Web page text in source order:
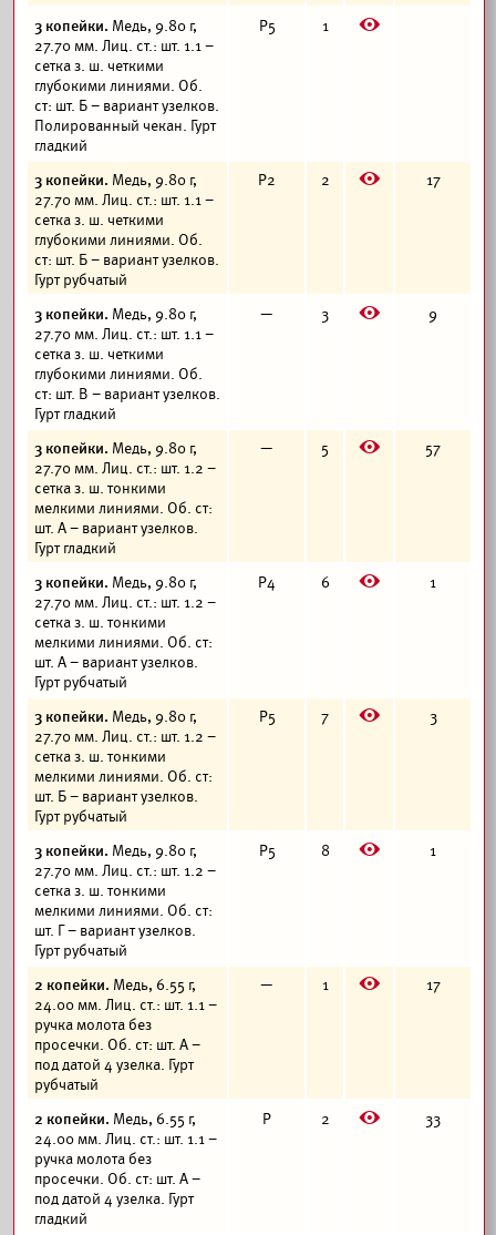
3 копейки. Медь, 9.80 г,
27.70 мм. Лиц. ст.: шт. 1.1 –
сетка з. ш. четкими
глубокими линиями. Об.
ст: шт. Б – вариант узелков.
Полированный чекан. Гурт
гладкий
Р5 1 E
3 копейки. Медь, 9.80 г,
27.70 мм. Лиц. ст.: шт. 1.1 –
сетка з. ш. четкими
глубокими линиями. Об.
ст: шт. Б – вариант узелков.
Гурт рубчатый
Р2 2 E 17
3 копейки. Медь, 9.80 г,
27.70 мм. Лиц. ст.: шт. 1.1 –
сетка з. ш. четкими
глубокими линиями. Об.
ст: шт. В – вариант узелков.
Гурт гладкий
— 3 E 9
3 копейки. Медь, 9.80 г,
27.70 мм. Лиц. ст.: шт. 1.2 –
сетка з. ш. тонкими
мелкими линиями. Об. ст:
шт. А – вариант узелков.
Гурт гладкий
— 5 E 57
3 копейки. Медь, 9.80 г,
27.70 мм. Лиц. ст.: шт. 1.2 –
сетка з. ш. тонкими
мелкими линиями. Об. ст:
шт. А – вариант узелков.
Гурт рубчатый
Р4 6 E 1
3 копейки. Медь, 9.80 г,
27.70 мм. Лиц. ст.: шт. 1.2 –
сетка з. ш. тонкими
мелкими линиями. Об. ст:
шт. Б – вариант узелков.
Гурт рубчатый
Р5 7 E 3
3 копейки. Медь, 9.80 г,
27.70 мм. Лиц. ст.: шт. 1.2 –
сетка з. ш. тонкими
мелкими линиями. Об. ст:
шт. Г – вариант узелков.
Гурт рубчатый
Р5 8 E 1
2 копейки. Медь, 6.55 г,
24.00 мм. Лиц. ст.: шт. 1.1 –
ручка молота без
просечки. Об. ст: шт. А –
под датой 4 узелка. Гурт
рубчатый
— 1 E 17
2 копейки. Медь, 6.55 г,
24.00 мм. Лиц. ст.: шт. 1.1 –
ручка молота без
просечки. Об. ст: шт. А –
под датой 4 узелка. Гурт
гладкий
Р 2 E 33